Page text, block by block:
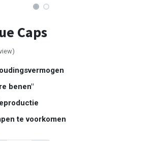
Caps
benen"
te voorkomen